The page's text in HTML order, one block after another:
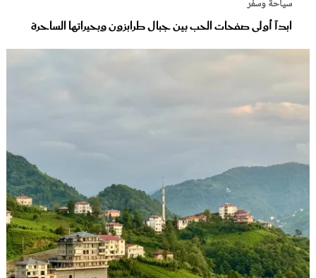
سياحة وسفر
ابدآ أولى صفحات الحب بين جبال طرابزون وبحيراتها الساحرة